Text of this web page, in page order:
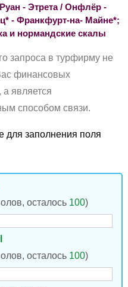
- Этрета / Онфлёр -
- Франкфурт-на- Майне*;
и нормандские скалы
запроса в турфирму не
финансовых
а является
способом связи.
для заполнения поля
осталось 100)
осталось 100)